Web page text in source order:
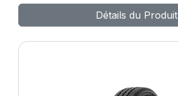
Détails du Produit